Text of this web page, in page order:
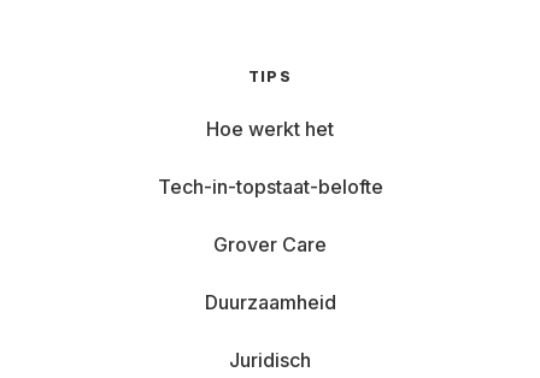
TIPS
Hoe werkt het
Tech-in-topstaat-belofte
Grover Care
Duurzaamheid
Juridisch